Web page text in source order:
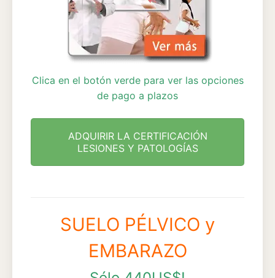
Clica en el botón verde para ver las opciones
de pago a plazos
ADQUIRIR LA CERTIFICACIÓN
LESIONES Y PATOLOGÍAS
SUELO PÉLVICO y
EMBARAZO